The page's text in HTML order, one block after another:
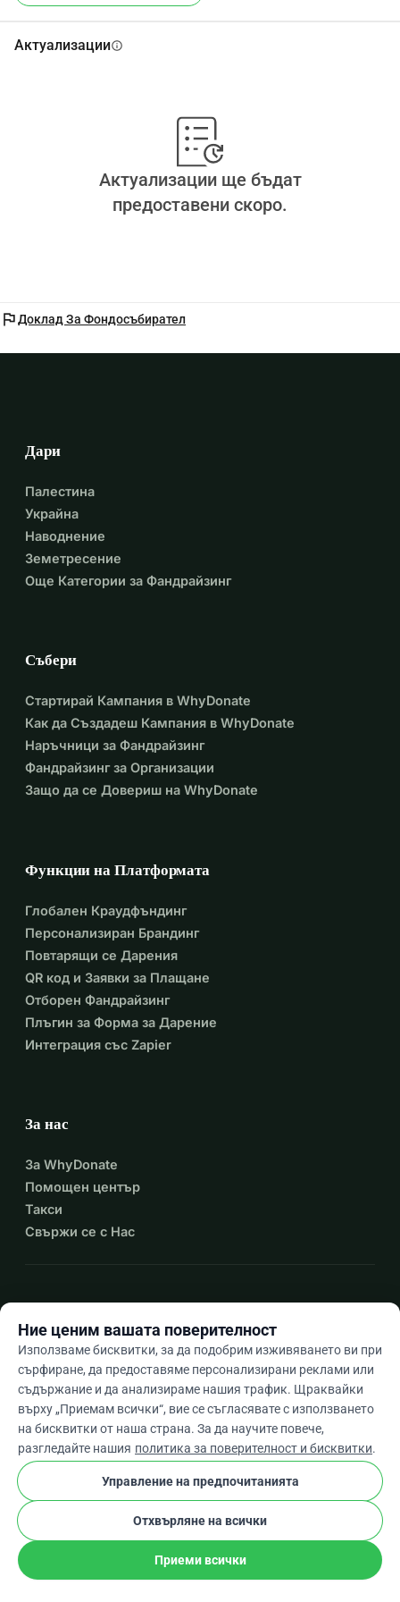
Актуализацииinfo
Актуализации ще бъдат
предоставени скоро.
flagДоклад За Фондосъбирател
Дари
Палестина
Украйна
Наводнение
Земетресение
Още Категории за Фандрайзинг
Събери
Стартирай Кампания в WhyDonate
Как да Създадеш Кампания в WhyDonate
Наръчници за Фандрайзинг
Фандрайзинг за Организации
Защо да се Довериш на WhyDonate
Функции на Платформата
Глобален Краудфъндинг
Персонализиран Брандинг
Повтарящи се Дарения
QR код и Заявки за Плащане
Отборен Фандрайзинг
Плъгин за Форма за Дарение
Интеграция със Zapier
За нас
За WhyDonate
Помощен център
Такси
Свържи се с Нас
Bgarrow_drop_down
★★★★★4,9 / 5 въз основа на 500+ отзива
WhyDonate
Общи условия
Настройки На Бисквитките
Създадено в Европа stripe check Проверен Партньор
Ние ценим вашата поверителност
Използваме бисквитки, за да подобрим изживяването ви при
сърфиране, да предоставяме персонализирани реклами или
съдържание и да анализираме нашия трафик. Щраквайки
върху „Приемам всички“, вие се съгласявате с използването
на бисквитки от наша страна. За да научите повече,
разгледайте нашия политика за поверителност и бисквитки.
Управление на предпочитанията
Отхвърляне на всички
Приеми всички